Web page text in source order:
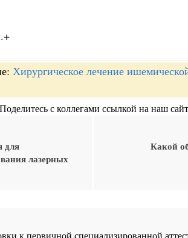
Хирургическое лечение
Поделитесь с коллегами ссылкой на наш сайт
для
лазерных
Какой
к первичной специализированной